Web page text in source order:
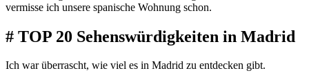
vermisse ich unsere spanische Wohnung schon.
# TOP 20 Sehenswürdigkeiten in Madrid
Ich war überrascht, wie viel es in Madrid zu entdecken gibt.